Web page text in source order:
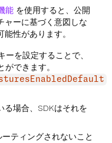
能 を使用すると、公開
ャーに基づく意図しな
性があります。
を設定することで、
できます。
る場合、SDKはそれを
ティングされないこと